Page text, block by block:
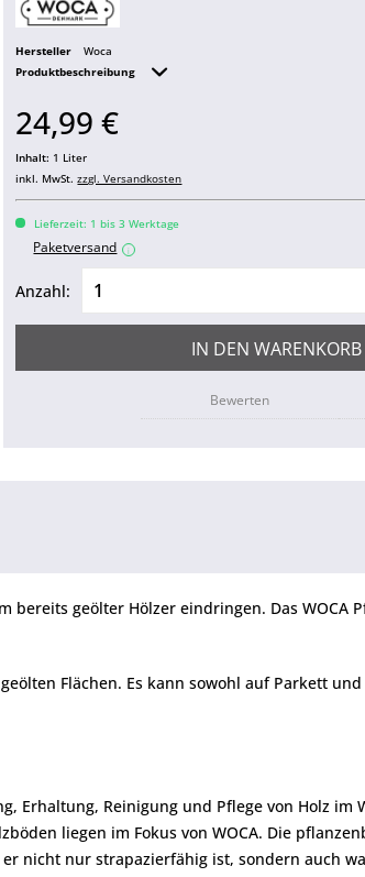
Hersteller
Woca
Produktbeschreibung
24,99 €
Inhalt: 1 Liter
inkl. MwSt.zzgl. Versandkosten
Lieferzeit: 1 bis 3 Werktage
Paketversand i
Anzahl:
IN DEN WARENKORB
Bewerten
geölter Hölzer eindringen. Das WOCA
Flächen. Es kann sowohl auf Parkett
Erhaltung, Reinigung und Pflege von Holz im
liegen im Fokus von WOCA. Die
nicht nur strapazierfähig ist, sondern auch